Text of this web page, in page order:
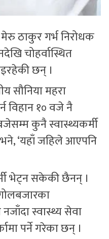
ठाकुर गर्भ निरोधक
चोहर्वास्थित
छन् ।
सौनिया महरा
विहान १० वजे नै
कुनै स्वास्थ्यकर्मी
‘यहाँ जहिले आएपनि
भेट्न सकेकी छैनन् ।
स्वास्थ्य सेवा
पर्ने गरेका छन् ।